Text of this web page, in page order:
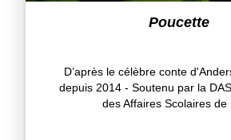
Poucette
D’après le célèbre conte
depuis 2014 - Soutenu par la
des Affaires Scolaires de